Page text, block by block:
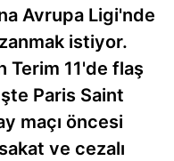
Avrupa Ligi'nde
istiyor.
Terim 11'de flaş
Paris Saint
maçı öncesi
ve cezalı